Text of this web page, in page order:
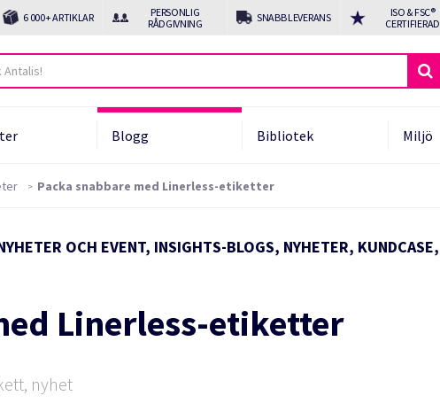
6 000+ ARTIKLAR
PERSONLIG
RÅDGIVNING
SNABB LEVERANS
ISO & FSC®
CERTIFIERAD
Blogg Bibliotek Miljö
lösningar
Packa snabbare med Linerless-etiketter
OCH EVENT, INSIGHTS-BLOGS, NYHETER, KUNDCASE,
Linerless-etiketter
nyhet